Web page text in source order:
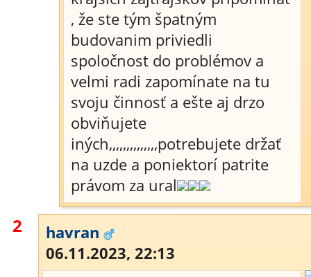
, že ste tým špatným
budovanim priviedli
spoločnost do problémov a
velmi radi zapomínate na tu
svoju činnosť a ešte aj drzo
obviňujete
iných,,,,,,,,,,,,,,potrebujete držať
na uzde a poniektorí patrite
právom za ural
2
havran
06.11.2023, 22:13